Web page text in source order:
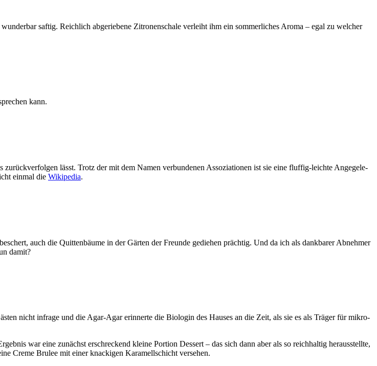
saf­tig. Reich­lich abge­rie­be­ne Zitro­nen­scha­le ver­leiht ihm ein som­mer­li­ches Aro­ma – egal zu wel­cher
kann.
lässt. Trotz der mit dem Namen ver­bun­de­nen Asso­zia­tio­nen ist sie eine fluf­fig-leich­te Ange­ge­le­
ein­mal die Wiki­pe­dia.
auch die Quit­ten­bäu­me in der Gär­ten der Freun­de gedie­hen präch­tig. Und da ich als dank­ba­rer Abneh­mer
damit?
nicht infra­ge und die Agar-Agar erin­ner­te die Bio­lo­gin des Hau­ses an die Zeit, als sie es als Trä­ger für mikro­
war eine zunächst erschre­ckend klei­ne Por­ti­on Des­sert – das sich dann aber als so reich­hal­tig her­aus­stell­te,
Creme Bru­lee mit einer kna­cki­gen Kara­mell­schicht ver­se­hen.